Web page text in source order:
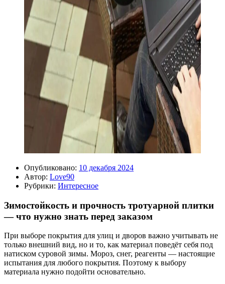
Опубликовано: 10 декабря 2024
Автор: Love90
Рубрики: Интересное
Зимостойкость и прочность тротуарной плитки
— что нужно знать перед заказом
При выборе покрытия для улиц и дворов важно учитывать не
только внешний вид, но и то, как материал поведёт себя под
натиском суровой зимы. Мороз, снег, реагенты — настоящие
испытания для любого покрытия. Поэтому к выбору
материала нужно подойти основательно.